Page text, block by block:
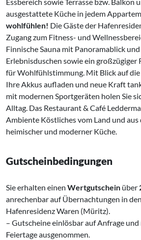
ausgestattete Küche in jedem
wohlfühlen! Die Gäste der
Zugang zum Fitness- und
Finnische Sauna mit Panoramablick und
Erlebnisduschen sowie ein großzügiger
für Wohlfühlstimmung. Mit Blick auf
Ihre Akkus aufladen und neue Kraft
mit modernen Sportgeräten holen Sie
Alltag. Das Restaurant & Café
Ambiente Köstliches vom Land und aus
heimischer und moderner Küche.
Gutscheinbedingungen
Sie erhalten einen Wertgutschein über
anrechenbar auf Übernachtungen in
Hafenresidenz Waren (Müritz).
– Gutscheine einlösbar auf Anfrage
Feiertage ausgenommen.